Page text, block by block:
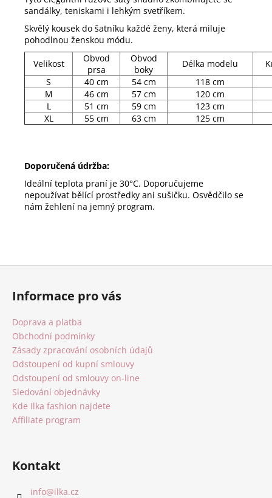
sandálky, teniskami i lehkým svetříkem.
Skvělý kousek do šatníku každé ženy, která miluje
pohodlnou ženskou módu.
Velikost
Obvod
prsa
Obvod
boky
Délka modelu
S
40 cm 54 cm
118 cm
M
46 cm 57 cm
120 cm
L
51 cm 59 cm
123 cm
XL
55 cm 63 cm 125 cm
Doporučená údržba:
Ideální teplota praní je 30°C. Doporučujeme
nepoužívat bělící prostředky ani sušičku. Osvědčilo se
nám žehlení na jemný program.
Z
Informace pro vás
Doprava a platba
Obchodní podmínky
Zásady zpracování osobních údajů
Odstoupení od kupní smlouvy
Odstoupení od smlouvy on-line
Sledování objednávky
Kde Ilka fashion najdete
Affiliate program
Kontakt
info@ilka.cz